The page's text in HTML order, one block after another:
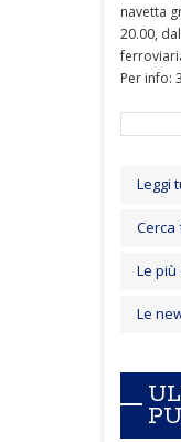
navetta
20.00,
Per info:
Leggi
Cerca
Le
Le